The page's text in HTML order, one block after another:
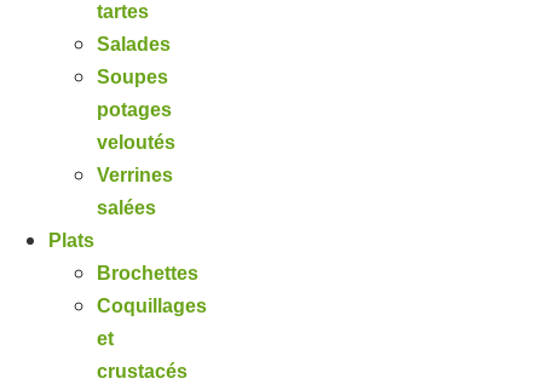
tartes
Salades
Soupes
potages
veloutés
Verrines
salées
Plats
Brochettes
Coquillages
et
crustacés